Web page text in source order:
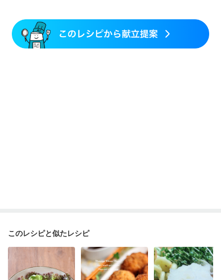
妊婦健診・血糖値が気になる（初期）
妊娠糖尿病(初期)
産後（母乳）
産後（混合栄養）
骨粗しょう症
このレシピと似たレシピ